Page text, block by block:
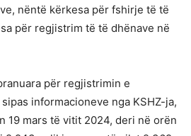
nëntë kërkesa për fshirje të të
për regjistrim të të dhënave në
për regjistrimin e
informacioneve nga KSHZ-ja,
19 mars të vitit 2024, deri në orën